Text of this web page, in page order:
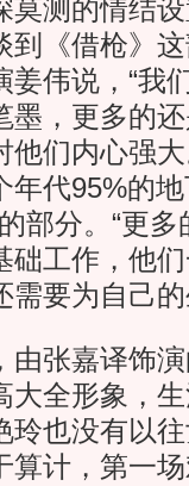
莫测的情结
到《借枪》
伟说，“我
墨，更多的
们内心强
年代95%的
部分。“更
础工作，他
要为自己
张嘉译饰演
大全形象，
玲也没有以
算计，第一